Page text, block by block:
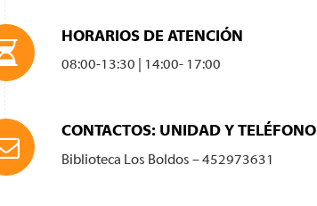
HORARIOS DE ATENCIÓN
08:00-13:30 | 14:00- 17:00
CONTACTOS: UNIDAD Y TELÉFONO
Biblioteca Los Boldos – 452973631